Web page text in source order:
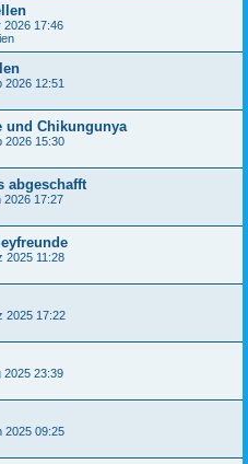
2026 17:46
2026 12:51
und Chikungunya
2026 15:30
abgeschafft
2026 17:27
2025 11:28
2025 17:22
2025 23:39
2025 09:25